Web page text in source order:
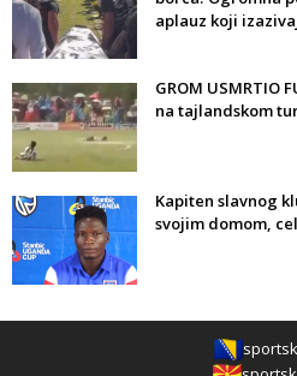
aplauz koji
GROM USMRTIO
na tajlandskom
Kapiten slavnog
svojim domom,